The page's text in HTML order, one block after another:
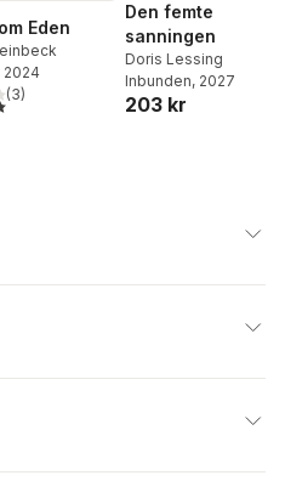
Eden
2024
stjärnor. Totalt antal röster:
(3)
Den femte
sanningen
Doris Lessing
Inbunden, 2027
203 kr